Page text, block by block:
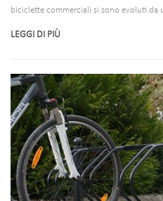
biciclette commerciali si sono evoluti da
comunità più verdi, investire in
vantaggi di vasta portata che vanno
Nella nostra azienda, siamo specializzati
commerciali versatili e di alta qualità,
esigenze degli spazi moderni,
estetico per massimizzare il valore per i
principali vantaggi derivanti dalla scelta
evidenziando perché rappresentano un
LEGGI DI PIÙ